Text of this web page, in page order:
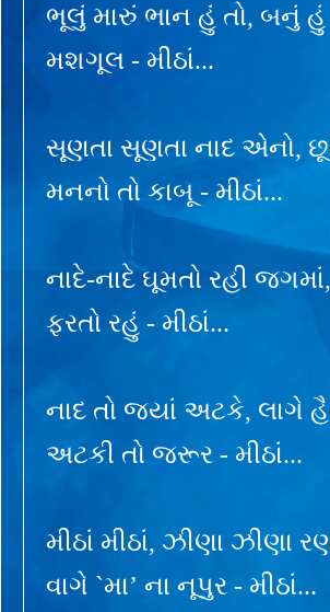
ભૂલું મારું ભાન હું તો, બનું હું
મશગૂલ - મીઠાં...
સૂણતા સૂણતા નાદ એનો,
મનનો તો કાબૂ - મીઠાં...
નાદે-નાદે ઘૂમતો રહી
ફરતો રહું - મીઠાં...
નાદ તો જ્યાં અટકે, લાગે
અટકી તો જરૂર - મીઠાં...
મીઠાં મીઠાં, ઝીણા ઝીણા
વાગે `મા’ ના નૂપુર - મીઠાં...